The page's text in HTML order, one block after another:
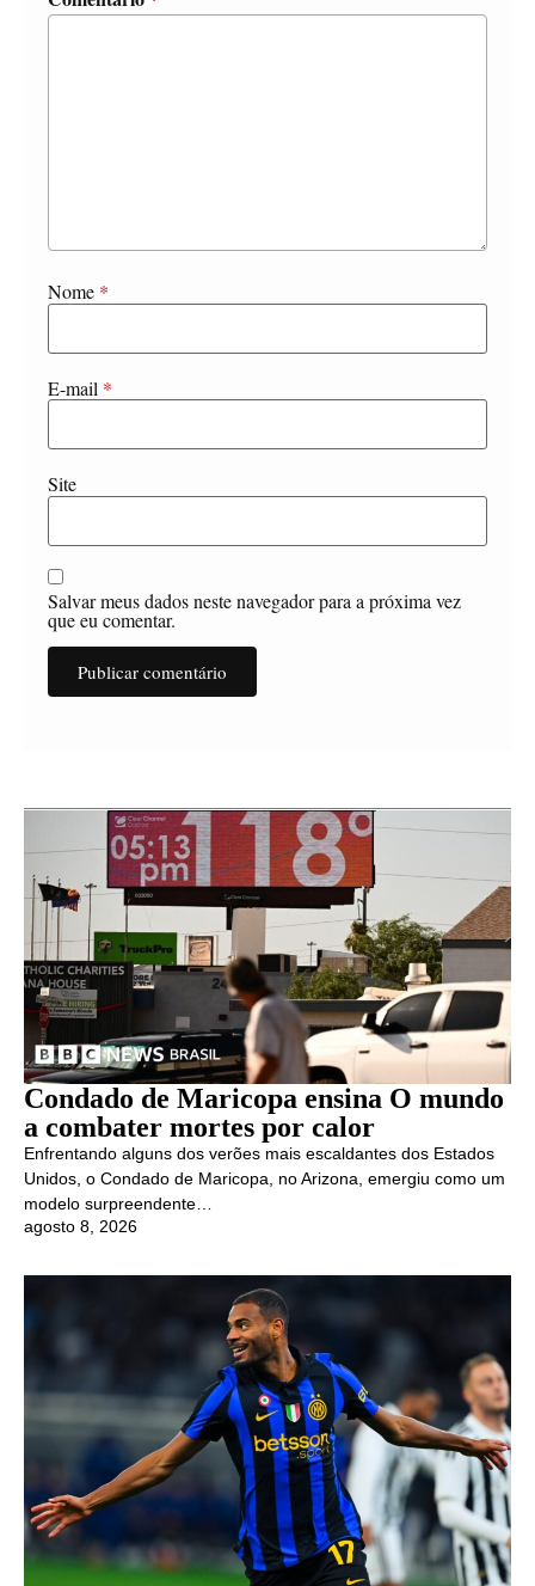
Nome *
E-mail *
Site
Salvar meus dados neste navegador para a próxima vez
que eu comentar.
Condado de Maricopa ensina O mundo
a combater mortes por calor
Enfrentando alguns dos verões mais escaldantes dos Estados
Unidos, o Condado de Maricopa, no Arizona, emergiu como um
modelo surpreendente…
agosto 8, 2026